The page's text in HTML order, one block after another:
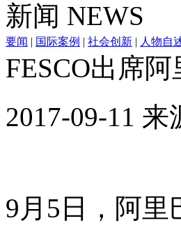
新闻 NEWS
要闻 | 国际案例 | 社会创新 | 人物自
FESCO出席
2017-09-11
9月5日，阿里